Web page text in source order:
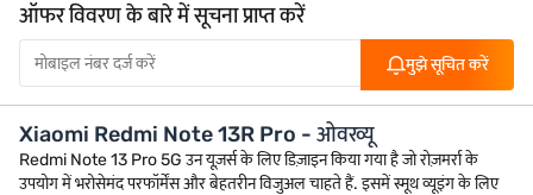
ऑफर विवरण के बारे में सूचना प्राप्त करें
मुझे सूचित करें
Xiaomi Redmi Note 13R Pro - ओवरव्यू
Redmi Note 13 Pro 5G उन यूज़र्स के लिए डिज़ाइन किया गया है जो रोज़मर्रा के
उपयोग में भरोसेमंद परफॉर्मेंस और बेहतरीन विजुअल चाहते हैं. इसमें स्मूथ व्यूइंग के लिए